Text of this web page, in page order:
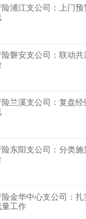
浦江支公司：上门
磐安支公司：联动
兰溪支公司：复盘
东阳支公司：分类
金华中心支公司：扎
工作